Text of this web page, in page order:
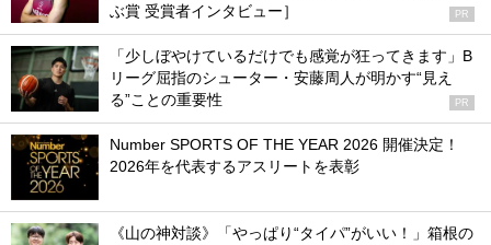
ぶ賞 受賞者インタビュー］
PR
「少しぼやけているだけでも感覚が狂ってきます」B
リーグ屈指のシューター・安藤周人が明かす“見え
る”ことの重要性
PR
Number SPORTS OF THE YEAR 2026 開催決定！
2026年を代表するアスリートを表彰
《山の神対談》「やっぱり“タイパ”がいい！」箱根の